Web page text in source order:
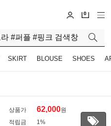
0
SKIRT BLOUSE SHOES
상품가 62,000원
적립금
1%